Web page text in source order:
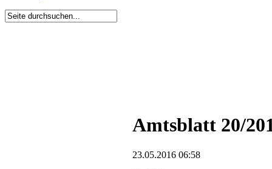
Amtsblatt 20/
23.05.2016 06:58